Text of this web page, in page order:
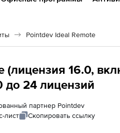
Pointdev Ideal Remote
(лицензия 16.0,
до 24 лицензий
партнер Pointdev
лист Скопировать ссылку